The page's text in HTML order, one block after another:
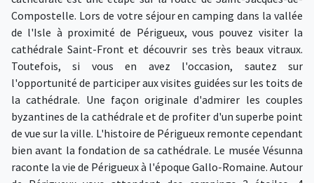
Compostelle. Lors de votre séjour en camping dans la vallée
de l'Isle à proximité de Périgueux, vous pouvez visiter la
cathédrale Saint-Front et découvrir ses très beaux vitraux.
Toutefois, si vous en avez l'occasion, sautez sur
l'opportunité de participer aux visites guidées sur les toits de
la cathédrale. Une façon originale d'admirer les couples
byzantines de la cathédrale et de profiter d'un superbe point
de vue sur la ville. L'histoire de Périgueux remonte cependant
bien avant la fondation de sa cathédrale. Le musée Vésunna
raconte la vie de Périgueux à l'époque Gallo-Romaine. Autour